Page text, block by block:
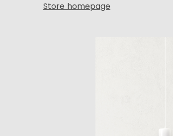
Store homepage